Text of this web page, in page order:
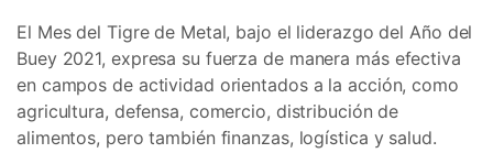
El Mes del Tigre de Metal, bajo el liderazgo del Año del
Buey 2021, expresa su fuerza de manera más efectiva
en campos de actividad orientados a la acción, como
agricultura, defensa, comercio, distribución de
alimentos, pero también finanzas, logística y salud.